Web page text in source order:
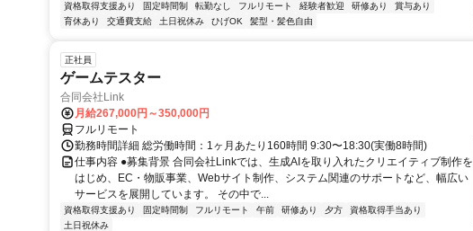
資格取得支援あり 固定時間制 転勤なし フルリモート 経験者歓迎 研修あり
賞与あり
育休あり
交通費支給 土日祝休み ひげOK 髪型・髪色自由
正社員
ゲームテスター
合同会社Link
月給267,000円～350,000円
フルリモート
勤務時間詳細 総労働時間：1ヶ月あたり160時間 9:30〜18:30(実働8時間)
仕事内容 ●募集背景 合同会社Linkでは、生成AIを取り入れたクリエイティブ制作を
はじめ、EC・物販事業、Webサイト制作、システム関連のサポートなど、幅広い
サービスを展開しています。 その中で...
資格取得支援あり 固定時間制 フルリモート 午前 研修あり 夕方
資格取得手当あり
土日祝休み